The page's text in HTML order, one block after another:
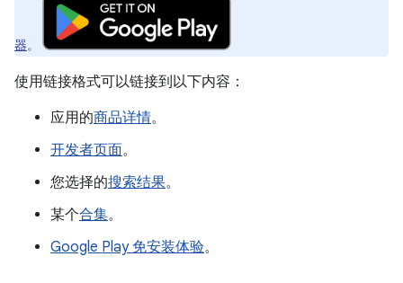
器。
使用链接格式可以链接到以下内容：
应用的商品详情。
开发者页面。
您选择的搜索结果。
某个合集。
Google Play 免安装体验。